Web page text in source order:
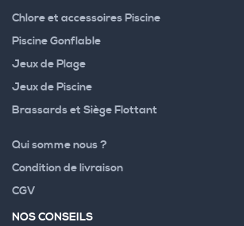
Chlore et accessoires Piscine
Piscine Gonflable
Jeux de Plage
Jeux de Piscine
Brassards et Siège Flottant
Qui somme nous ?
Condition de livraison
CGV
NOS CONSEILS